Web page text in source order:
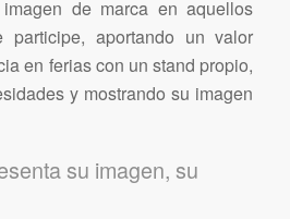
de marca en aquellos
aportando un valor
en ferias con un stand propio,
y mostrando su imagen
su imagen, su